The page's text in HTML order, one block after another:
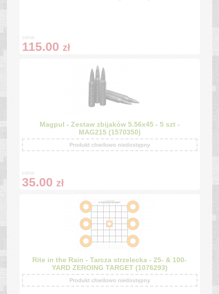
cena:
115.00 zł
Magpul - Zestaw zbijaków 5.56x45 - 5 szt -
MAG215 (1570350)
Produkt chwilowo niedostępny
cena:
35.00 zł
Rite in the Rain - Tarcza strzelecka - 25- & 100-
YARD ZEROING TARGET (1076293)
Produkt chwilowo niedostępny